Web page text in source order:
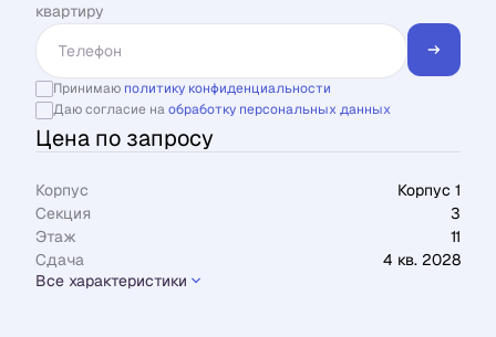
квартиру
Принимаю политику конфиденциальности
Даю согласие наобработку персональных данных
Цена по запросу
Корпус
Корпус 1
Секция
3
Этаж
11
Сдача
4 кв. 2028
Все характеристики